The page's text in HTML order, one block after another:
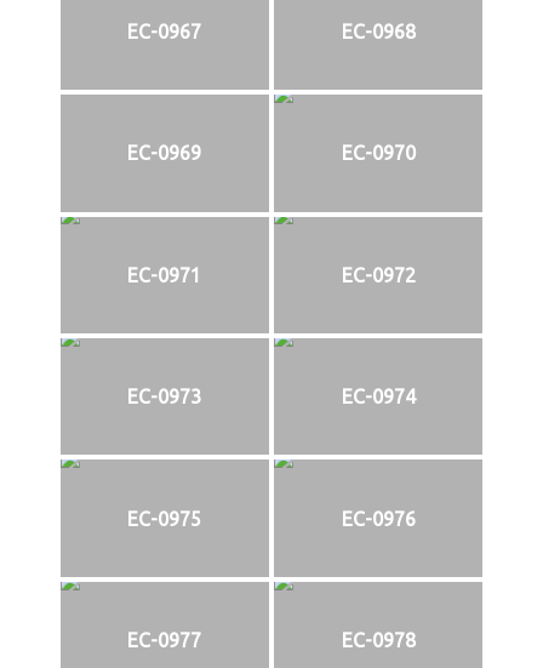
EC-0967 EC-0968
EC-0969 EC-0970
EC-0971 EC-0972
EC-0973 EC-0974
EC-0975 EC-0976
EC-0977 EC-0978